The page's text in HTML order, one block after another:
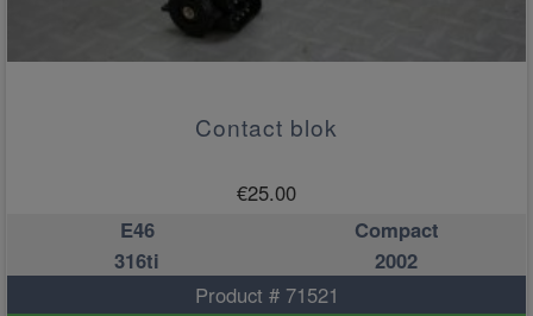
Contact blok
€25.00
E46
Compact
316ti
2002
Product # 71521